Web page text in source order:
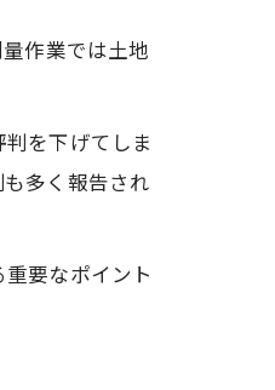
作業では土地
を下げてしま
多く報告され
要なポイント